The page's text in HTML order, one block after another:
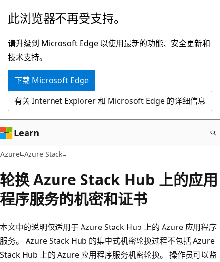
跳
主
要
内
此浏览器不再受支持。
请升级到 Microsoft Edge 以使用最新的功能、安全更新和
技术支持。
下载 Microsoft Edge
有关 Internet Explorer 和 Microsoft Edge 的详细信息
Learn
Azure Azure Stack
轮换 Azure Stack Hub 上的应用
程序服务的机密和证书
本文中的说明仅适用于 Azure Stack Hub 上的 Azure 应用程序
服务。 Azure Stack Hub 的集中式机密轮换过程不包括 Azure
Stack Hub 上的 Azure 应用程序服务机密轮换。 操作员可以监